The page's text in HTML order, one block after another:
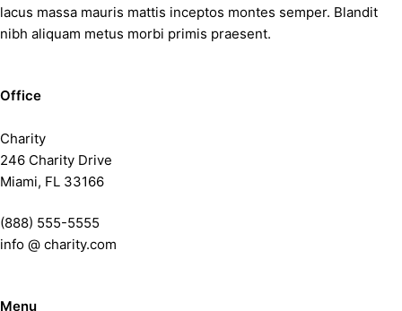
lacus massa mauris mattis inceptos montes semper. Blandit
nibh aliquam metus morbi primis praesent.
Office
Charity
246 Charity Drive
Miami, FL 33166
(888) 555-5555
info @ charity.com
Menu